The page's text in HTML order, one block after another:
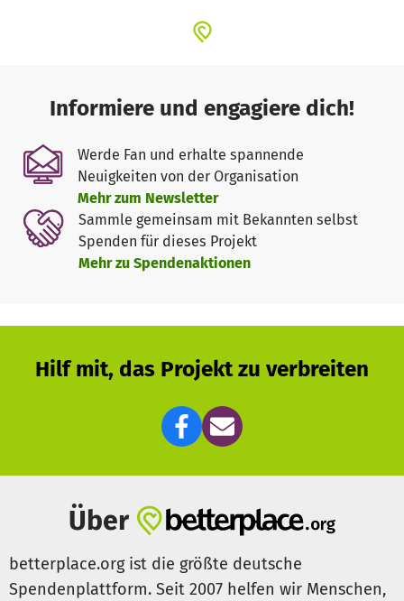
Stunden herzustellen. 4 Stunden, in denen eine verletzte
stärkeres Gerät anschaffen. Die neuen Abbruchhammer
sollen deutlich mehr Kraft besitzen und uns helfen,
verschüttete Menschen schneller befreien zu können.
Informiere und engagiere dich!
Werde Fan und erhalte spannende
Neuigkeiten von der Organisation
Mehr zum Newsletter
Sammle gemeinsam mit Bekannten selbst
Spenden für dieses Projekt
Mehr zu Spendenaktionen
Hilf mit, das Projekt zu verbreiten
Über
betterplace.org ist die größte deutsche
Spendenplattform. Seit 2007 helfen wir Menschen,